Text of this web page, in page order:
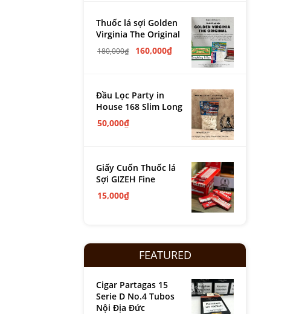
Thuốc lá sợi Golden
Virginia The Original
180,000₫ 160,000₫
Đầu Lọc Party in
House 168 Slim Long
50,000₫
Giấy Cuốn Thuốc lá
Sợi GIZEH Fine
15,000₫
FEATURED
Cigar Partagas 15
Serie D No.4 Tubos
Nội Địa Đức